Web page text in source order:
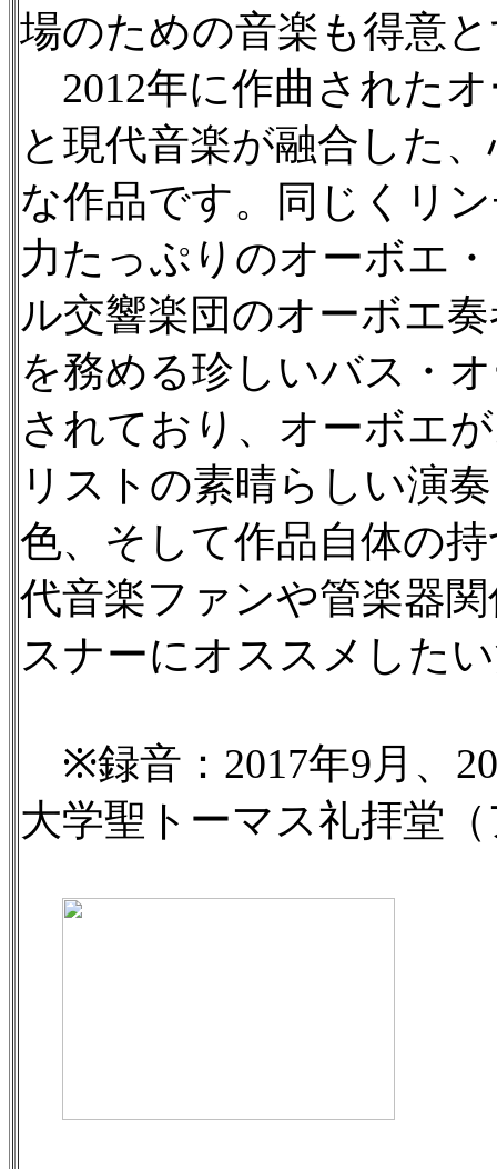
場のための音楽も得意
2012年に作曲された
と現代音楽が融合した
な作品です。同じくリ
力たっぷりのオーボエ
ル交響楽団のオーボエ
を務める珍しいバス・
されており、オーボエ
リストの素晴らしい演
色、そして作品自体の
代音楽ファンや管楽器
スナーにオススメした
※録音：2017年9月、
大学聖トーマス礼拝堂